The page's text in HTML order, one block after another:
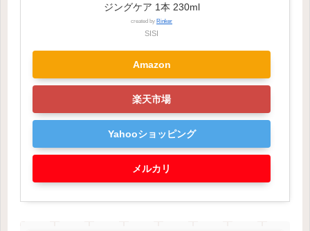
ジングケア 1本 230ml
created by Rinker
SISI
Amazon
楽天市場
Yahooショッピング
メルカリ